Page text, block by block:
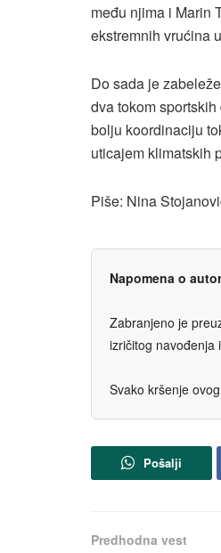
među njima i Marin
ekstremnih vrućina
Do sada je
dva tokom
bolju koordinaciju
uticajem klimatskih
Piše: Nina
Napomena o
Zabranjeno je
izričitog navođenja
Svako kršenje
Pošalji
Predhodna vest